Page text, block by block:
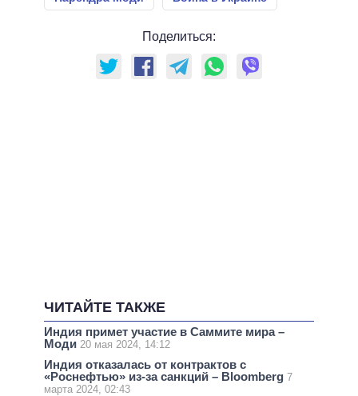
Поделиться:
ЧИТАЙТЕ ТАКЖЕ
Индия примет участие в Саммите мира –
Моди 20 мая 2024, 14:12
Индия отказалась от контрактов с
«Роснефтью» из-за санкций – Bloomberg 7
марта 2024, 02:43